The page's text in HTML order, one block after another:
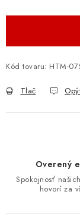
Kód tovaru: HTM-
Tlač
Overený
Spokojnosť
hovorí za